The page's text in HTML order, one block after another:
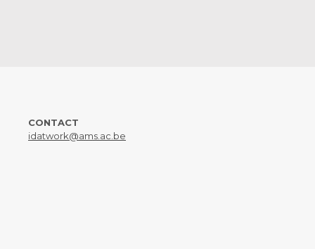
CONTACT
idatwork@ams.ac.be